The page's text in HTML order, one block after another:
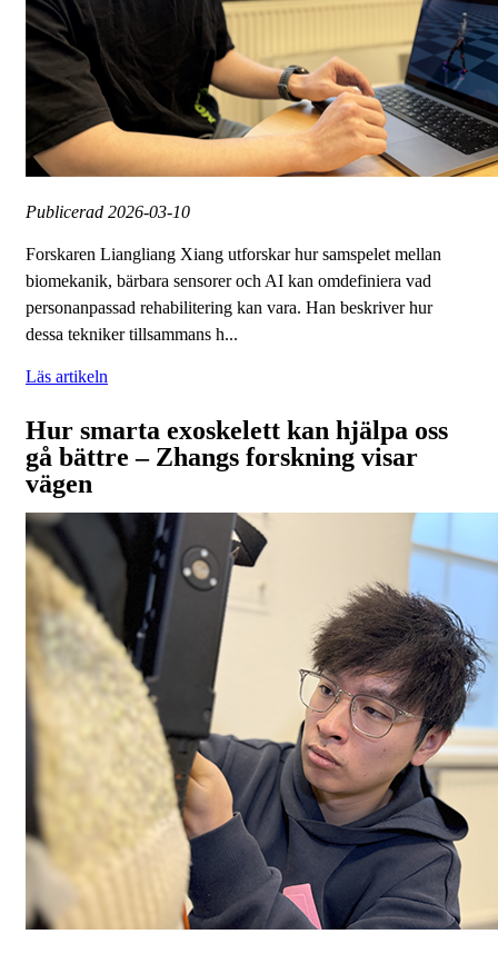
Publicerad 2026-03-10
Forskaren Liangliang Xiang utforskar hur samspelet mellan
biomekanik, bärbara sensorer och AI kan omdefiniera vad
personanpassad rehabilitering kan vara. Han beskriver hur
dessa tekniker tillsammans h...
Läs artikeln
Hur smarta exoskelett kan hjälpa oss
gå bättre – Zhangs forskning visar
vägen